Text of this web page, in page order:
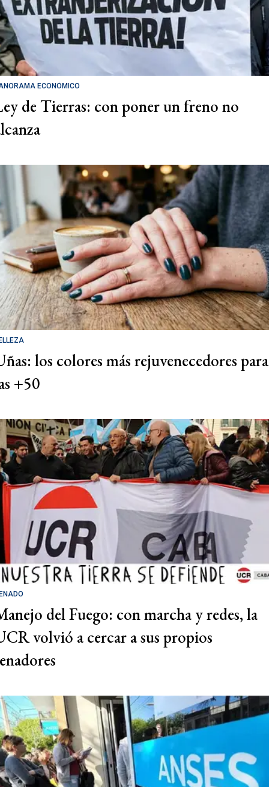
ECONÓMICO
de Tierras: con poner un freno no
los colores más rejuvenecedores para
+50
del Fuego: con marcha y redes, la
volvió a cercar a sus propios